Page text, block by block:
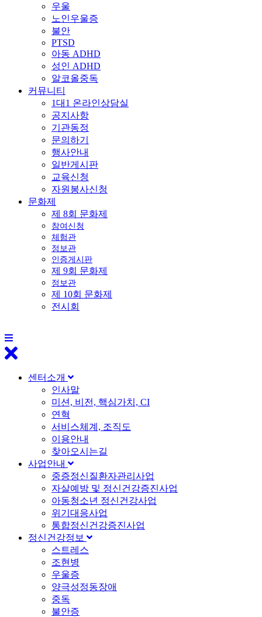
우울
노인우울증
불안
PTSD
아동 ADHD
성인 ADHD
알코올중독
커뮤니티
1대1 온라인상담실
공지사항
기관동정
문의하기
행사안내
일반게시판
교육신청
자원봉사신청
문화제
제 8회 문화제
참여신청
체험관
정보관
인증게시판
제 9회 문화제
정보관
제 10회 문화제
전시회
센터소개
인사말
미션, 비전, 핵심가치, CI
연혁
서비스체계, 조직도
이용안내
찾아오시는길
사업안내
중증정신질환자관리사업
자살예방 및 정신건강증진사업
아동청소년 정신건강사업
위기대응사업
통합정신건강증진사업
정신건강정보
스트레스
조현병
우울증
양극성정동장애
중독
불안증